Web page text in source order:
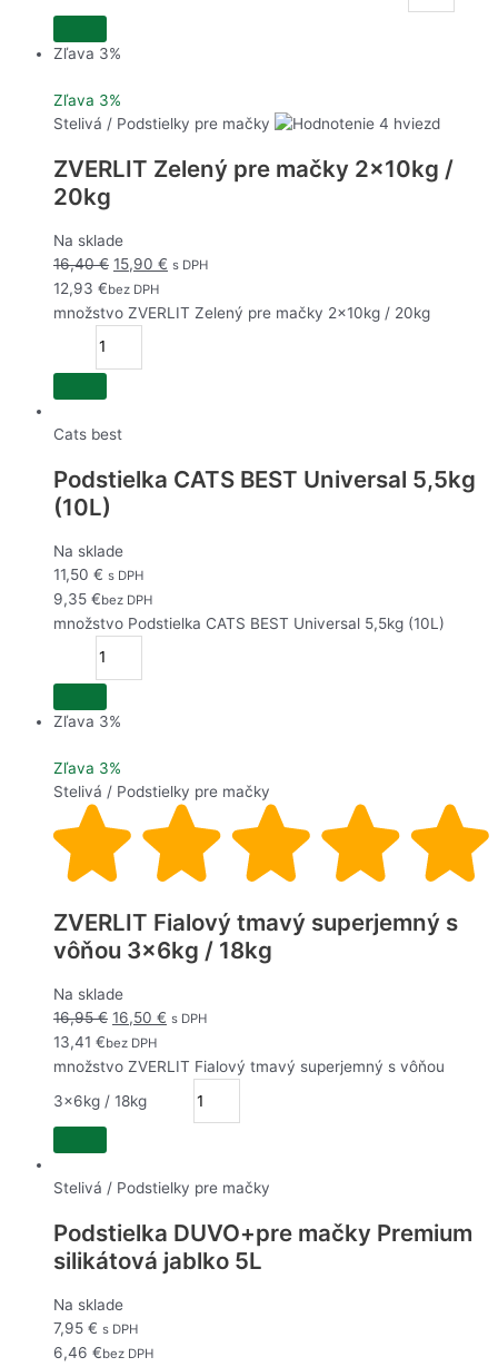
Zľava 3%
Zľava 3%
Stelivá / Podstielky pre mačky
ZVERLIT Zelený pre mačky 2x10kg /
20kg
Na sklade
16,40€ 15,90 € s DPH
12,93 €bez DPH
množstvo ZVERLIT Zelený pre mačky 2x10kg / 20kg
Cats best
Podstielka CATS BEST Universal 5,5kg
(10L)
Na sklade
11,50 € s DPH
9,35 €bez DPH
množstvo Podstielka CATS BEST Universal 5,5kg (10L)
Zľava 3%
Zľava 3%
Stelivá / Podstielky pre mačky
ZVERLIT Fialový tmavý superjemný s
vôňou 3x6kg / 18kg
Na sklade
16,95€ 16,50 € s DPH
13,41 €bez DPH
množstvo ZVERLIT Fialový tmavý superjemný s vôňou
3x6kg / 18kg
Stelivá / Podstielky pre mačky
Podstielka DUVO+pre mačky Premium
silikátová jablko 5L
Na sklade
7,95 € s DPH
6,46 €bez DPH